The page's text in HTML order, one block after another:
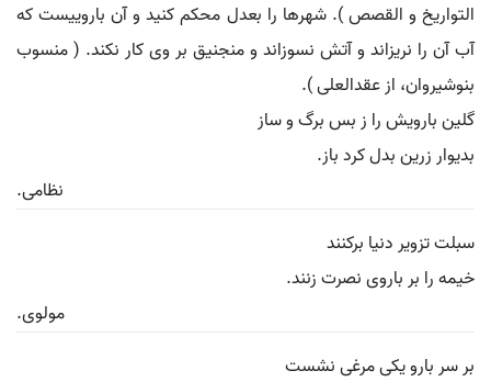
التواریخ و القصص ). شهرها را بعدل محکم کنید و آن باروییست که
آب آن را نریزاند و آتش نسوزاند و منجنیق بر وی کار نکند. ( منسوب
بنوشیروان، از عقدالعلی ).
گلین بارویش را ز بس برگ و ساز
بدیوار زرین بدل کرد باز.
نظامی.
سبلت تزویر دنیا برکنند
خیمه را بر باروی نصرت زنند.
مولوی.
بر سر بارو یکی مرغی نشست